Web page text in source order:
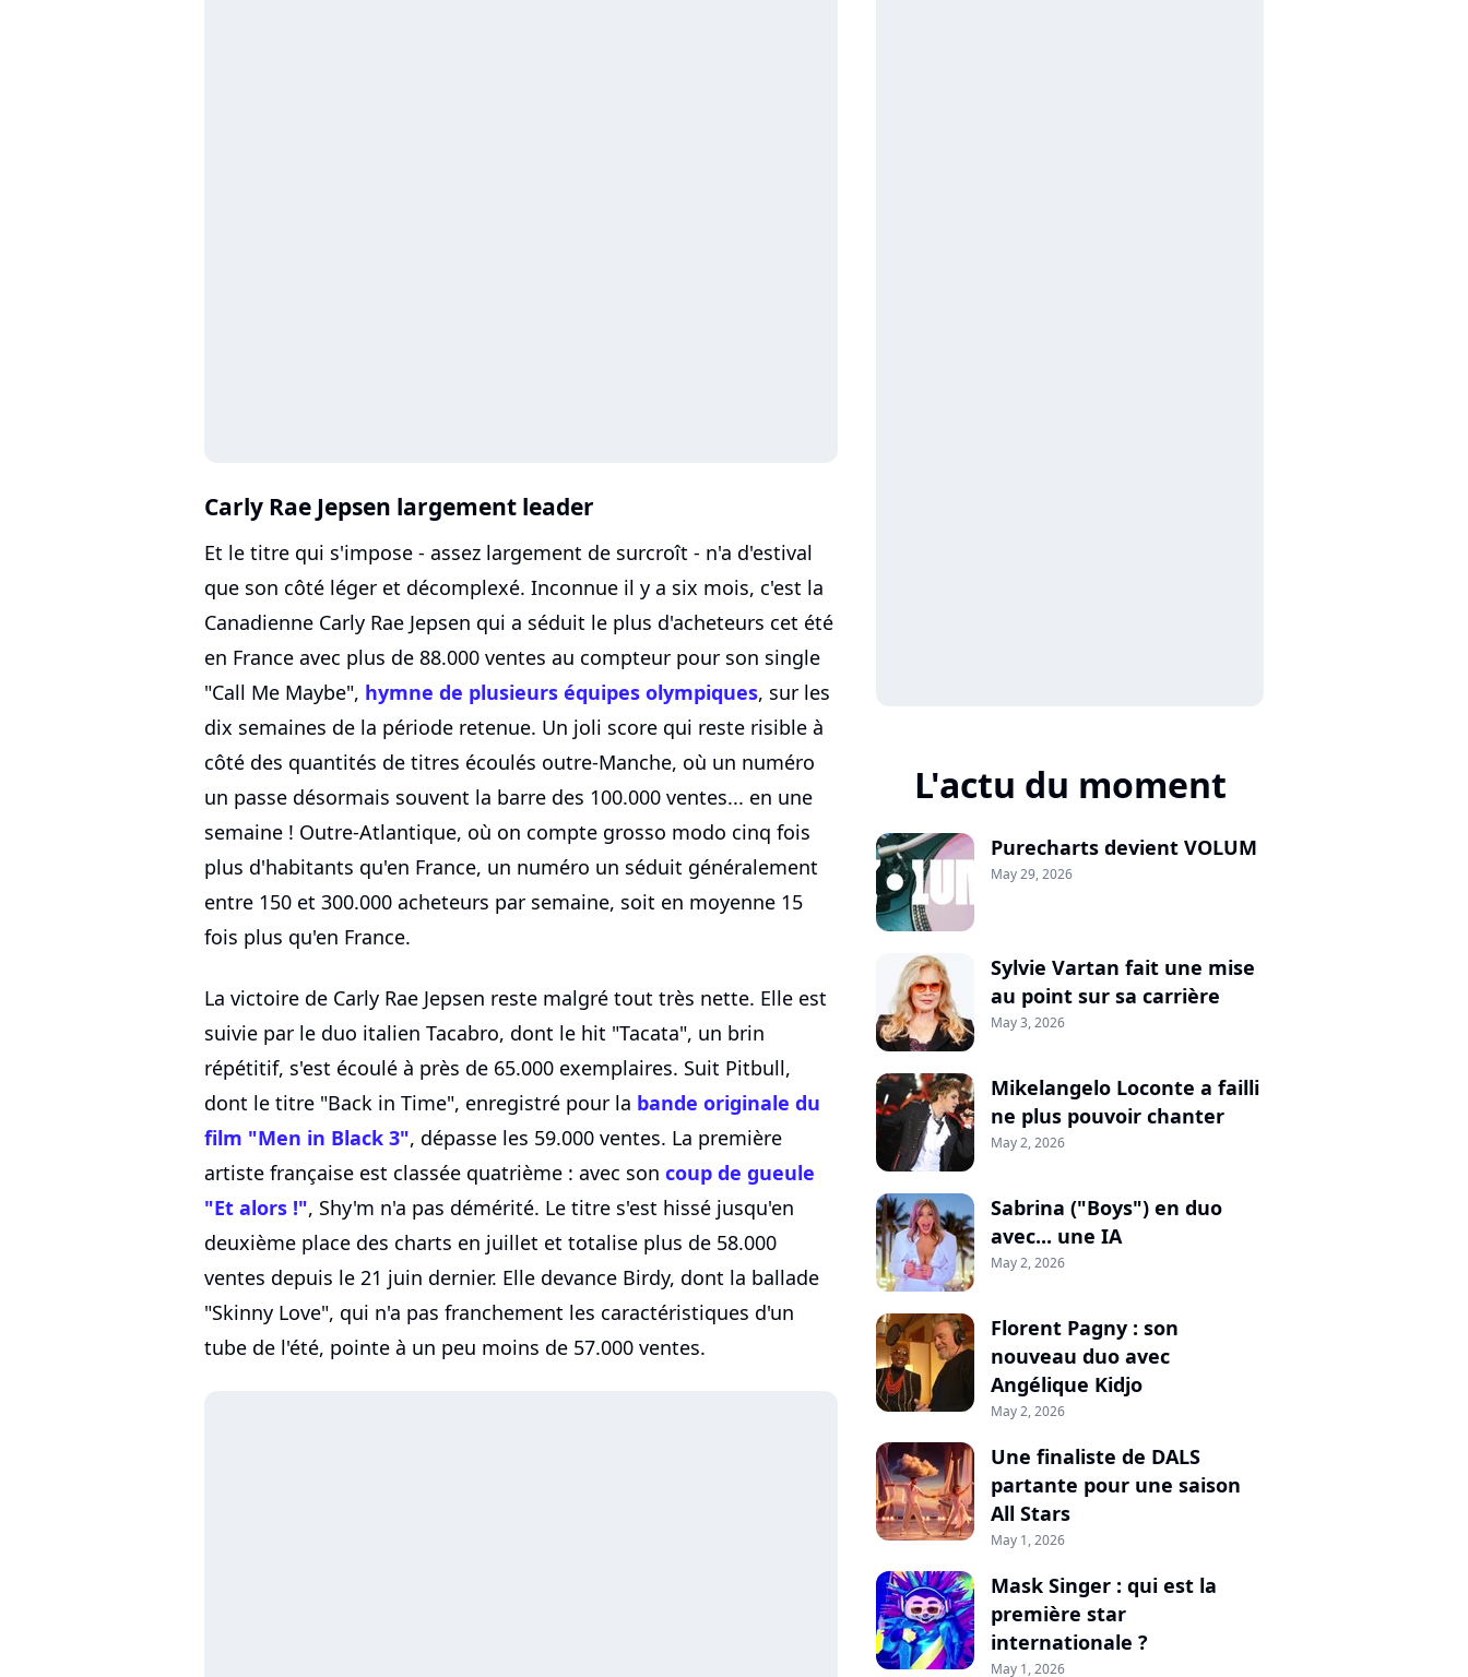
Carly Rae Jepsen largement leader
Et le titre qui s'impose - assez largement de surcroît - n'a d'estival
que son côté léger et décomplexé. Inconnue il y a six mois, c'est la
Canadienne Carly Rae Jepsen qui a séduit le plus d'acheteurs cet été
en France avec plus de 88.000 ventes au compteur pour son single
"Call Me Maybe", hymne de plusieurs équipes olympiques, sur les
dix semaines de la période retenue. Un joli score qui reste risible à
côté des quantités de titres écoulés outre-Manche, où un numéro
un passe désormais souvent la barre des 100.000 ventes... en une
semaine ! Outre-Atlantique, où on compte grosso modo cinq fois
plus d'habitants qu'en France, un numéro un séduit généralement
entre 150 et 300.000 acheteurs par semaine, soit en moyenne 15
fois plus qu'en France.
La victoire de Carly Rae Jepsen reste malgré tout très nette. Elle est
suivie par le duo italien Tacabro, dont le hit "Tacata", un brin
répétitif, s'est écoulé à près de 65.000 exemplaires. Suit Pitbull,
dont le titre "Back in Time", enregistré pour la bande originale du
film "Men in Black 3", dépasse les 59.000 ventes. La première
artiste française est classée quatrième : avec son coup de gueule
"Et alors !", Shy'm n'a pas démérité. Le titre s'est hissé jusqu'en
deuxième place des charts en juillet et totalise plus de 58.000
ventes depuis le 21 juin dernier. Elle devance Birdy, dont la ballade
"Skinny Love", qui n'a pas franchement les caractéristiques d'un
tube de l'été, pointe à un peu moins de 57.000 ventes.
L'actu du moment
Purecharts devient VOLUM
May 29, 2026
Sylvie Vartan fait une mise
au point sur sa carrière
May 3, 2026
Mikelangelo Loconte a failli
ne plus pouvoir chanter
May 2, 2026
Sabrina ("Boys") en duo
avec... une IA
May 2, 2026
Florent Pagny : son
nouveau duo avec
Angélique Kidjo
May 2, 2026
Une finaliste de DALS
partante pour une saison
All Stars
May 1, 2026
Mask Singer : qui est la
première star
internationale ?
May 1, 2026